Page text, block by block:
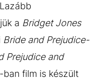
a Bridget Jones
Bride and Prejudice-
Prejudice and
film is készült